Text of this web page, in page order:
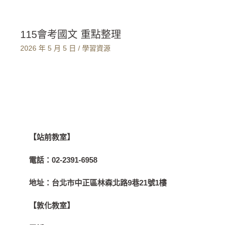
115會考國文 重點整理
2026 年 5 月 5 日 / 學習資源
【站前教室】
電話：02-2391-6958
地址： 台北市中正區林森北路9巷21號1樓
【敦化教室】